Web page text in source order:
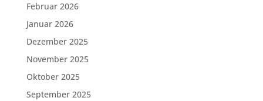
Februar 2026
Januar 2026
Dezember 2025
November 2025
Oktober 2025
September 2025